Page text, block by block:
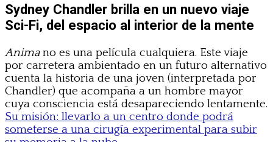
Sydney Chandler brilla en un nuevo viaje
Sci-Fi, del espacio al interior de la mente
Animano es una película cualquiera. Este viaje
por carretera ambientado en un futuro alternativo
cuenta la historia de una joven (interpretada por
Chandler) que acompaña a un hombre mayor
cuya consciencia está desapareciendo lentamente.
Su misión: llevarlo a un centro donde podrá
someterse a una cirugía experimental para subir